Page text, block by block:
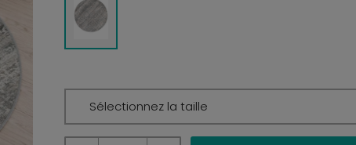
Sélectionnez la taille